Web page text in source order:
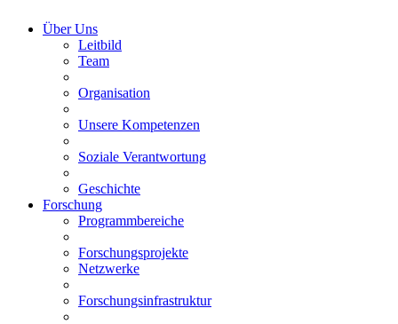
Über Uns
Leitbild
Team
Organisation
Unsere Kompetenzen
Soziale Verantwortung
Geschichte
Forschung
Programmbereiche
Forschungsprojekte
Netzwerke
Forschungsinfrastruktur